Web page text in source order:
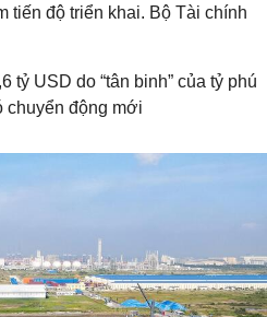
tiến độ triển khai. Bộ Tài chính
tỷ USD do “tân binh” của tỷ phú
chuyển động mới